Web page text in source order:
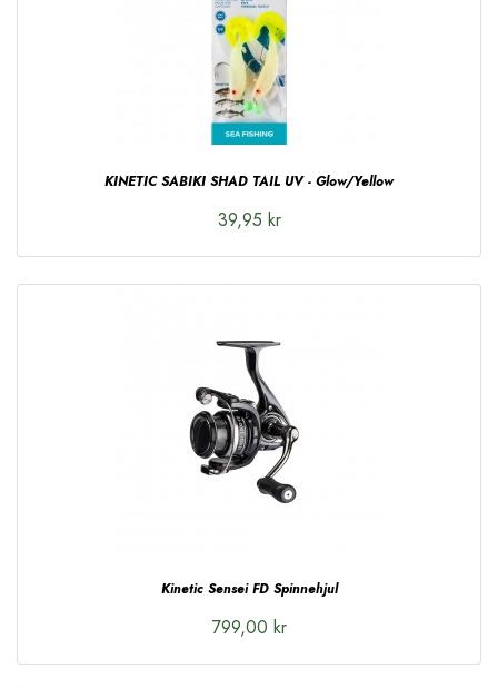
KINETIC SABIKI SHAD TAIL UV - Glow/Yellow
39,95 kr
Kinetic Sensei FD Spinnehjul
799,00 kr